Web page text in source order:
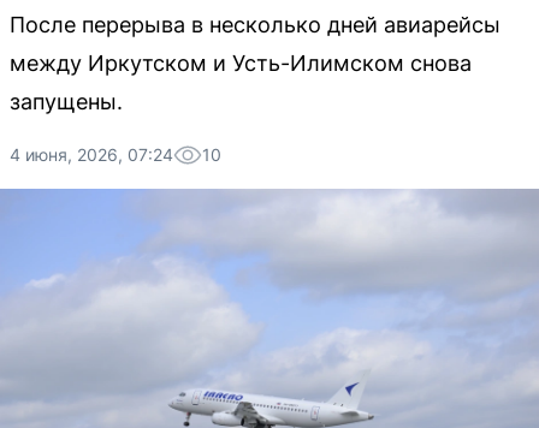
После перерыва в несколько дней авиарейсы
между Иркутском и Усть-Илимском снова
запущены.
4 июня, 2026, 07:24 10